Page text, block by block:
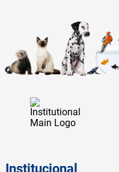
Institucional